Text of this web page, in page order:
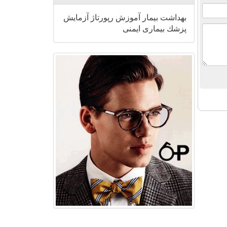
بهداشت بیمار آموزش رپورتاژ
آزمایش
پزشك بیماری ایمنی